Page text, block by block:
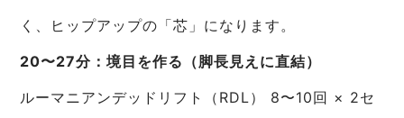
く、ヒップアップの「芯」になります。
20〜27分：境目を作る（脚長見えに直結）
ルーマニアンデッドリフト（RDL） 8〜10回 × 2セ